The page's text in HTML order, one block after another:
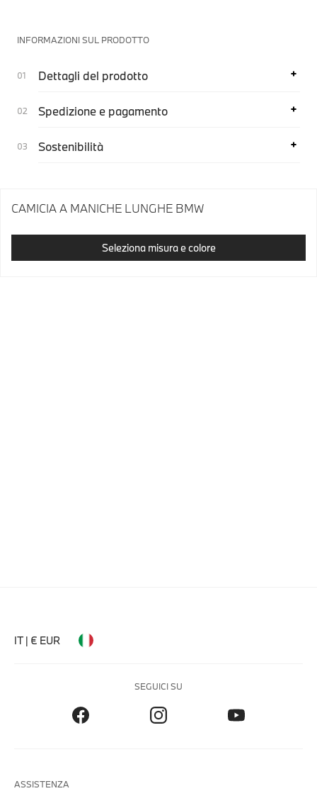
INFORMAZIONI SUL PRODOTTO
Dettagli del prodotto
Spedizione e pagamento
Sostenibilità
CAMICIA A MANICHE LUNGHE BMW
Seleziona misura e colore
IT | € EUR
SEGUICI SU
ASSISTENZA